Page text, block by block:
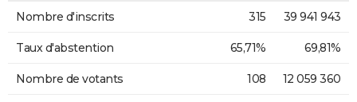
Nombre d'inscrits 315 39 941 943
Taux d'abstention 65,71% 69,81%
Nombre de votants 108 12 059 360